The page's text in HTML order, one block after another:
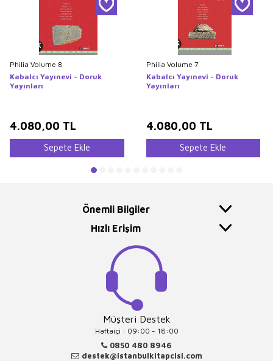
Philia Volume 8
Kabalcı Yayınevi - Doruk
Yayınları
4.080,00 TL
Sepete Ekle
Philia Volume 7
Kabalcı Yayınevi - Doruk
Yayınları
4.080,00 TL
Sepete Ekle
Önemli Bilgiler
Hızlı Erişim
Müşteri Destek
Haftaiçi : 09:00 - 18:00
0850 480 8946
destek@istanbulkitapcisi.com